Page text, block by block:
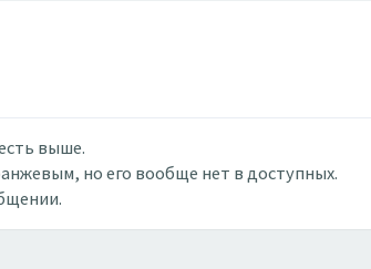
выше.
но его вообще нет в доступных.